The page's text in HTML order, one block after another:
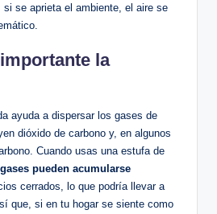
‍si se‍ aprieta ⁢el ambiente, el aire se⁣
la
ayuda a​ dispersar los gases de
dióxido de carbono ⁣y, en algunos
Cuando‌ usas una estufa⁣ de
pueden acumularse⁢
cerrados,‍ lo que podría llevar a
que, si‌ en ⁣tu hogar se siente como